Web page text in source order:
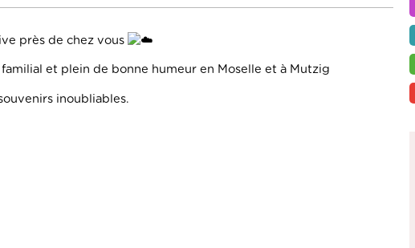
près de chez vous
et plein de bonne humeur en Moselle et à Mutzig
inoubliables.